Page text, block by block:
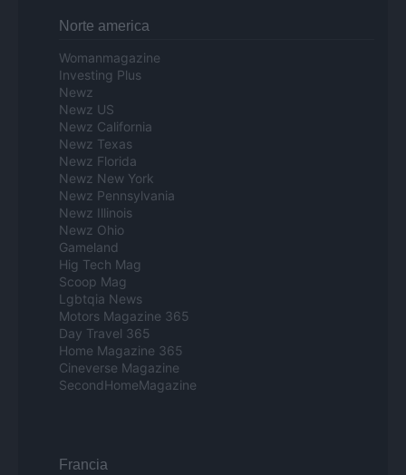
Norte america
Womanmagazine
Investing Plus
Newz
Newz US
Newz California
Newz Texas
Newz Florida
Newz New York
Newz Pennsylvania
Newz Illinois
Newz Ohio
Gameland
Hig Tech Mag
Scoop Mag
Lgbtqia News
Motors Magazine 365
Day Travel 365
Home Magazine 365
Cineverse Magazine
SecondHomeMagazine
Francia